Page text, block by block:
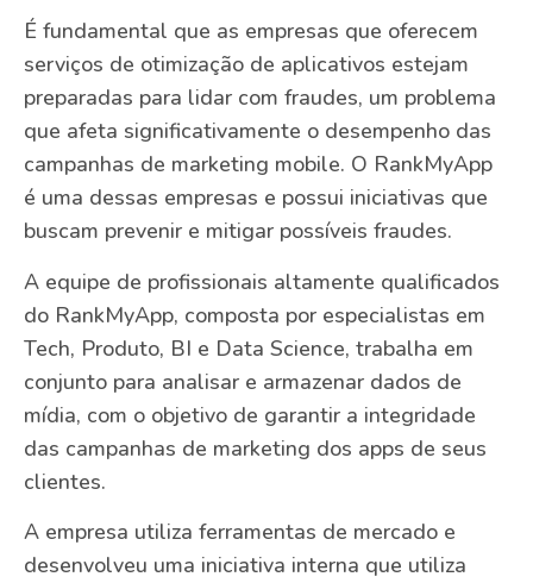
É fundamental que as empresas que oferecem
serviços de otimização de aplicativos estejam
preparadas para lidar com fraudes, um problema
que afeta significativamente o desempenho das
campanhas de marketing mobile. O RankMyApp
é uma dessas empresas e possui iniciativas que
buscam prevenir e mitigar possíveis fraudes.
A equipe de profissionais altamente qualificados
do RankMyApp, composta por especialistas em
Tech, Produto, BI e Data Science, trabalha em
conjunto para analisar e armazenar dados de
mídia, com o objetivo de garantir a integridade
das campanhas de marketing dos apps de seus
clientes.
A empresa utiliza ferramentas de mercado e
desenvolveu uma iniciativa interna que utiliza